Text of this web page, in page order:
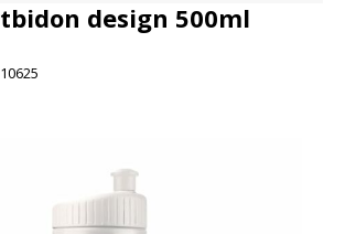
design 500ml